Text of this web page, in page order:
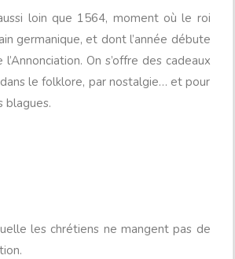
loin que 1564, moment où le roi
germanique, et dont l’année débute
On s’offre des cadeaux
le folklore, par nostalgie… et pour
blagues.
les chrétiens ne mangent pas de